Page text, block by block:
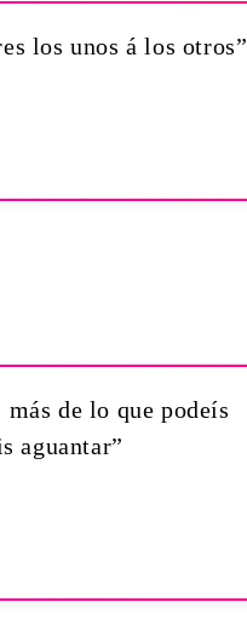
los unos á los otros”
de lo que podeís
aguantar”